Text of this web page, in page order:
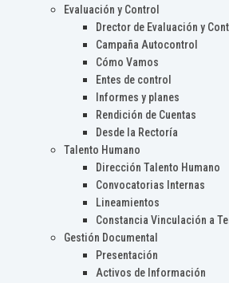
Evaluación y Control
Drector de Evaluación y
Campaña Autocontrol
Cómo Vamos
Entes de control
Informes y planes
Rendición de Cuentas
Desde la Rectoría
Talento Humano
Dirección Talento Humano
Convocatorias Internas
Lineamientos
Constancia Vinculación a
Gestión Documental
Presentación
Activos de Información